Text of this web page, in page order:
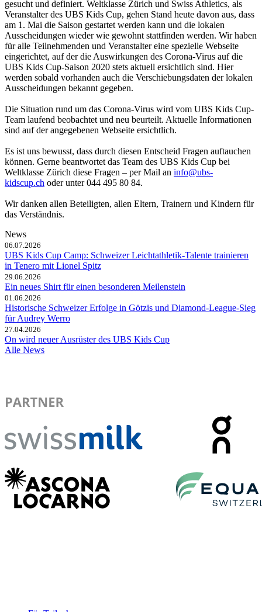
gesucht und definiert. Weltklasse Zürich und Swiss Athletics, als
Veranstalter des UBS Kids Cup, gehen Stand heute davon aus, dass
am 1. Mai die Saison gestartet werden kann und die lokalen
Ausscheidungen wieder wie gewohnt stattfinden werden. Wir haben
für alle Teilnehmenden und Veranstalter eine spezielle Webseite
eingerichtet, auf der die Auswirkungen des Corona-Virus auf die
UBS Kids Cup-Saison 2020 stets aktuell ersichtlich sind. Hier
werden sobald vorhanden auch die Verschiebungsdaten der lokalen
Ausscheidungen bekannt gegeben.
Die Situation rund um das Corona-Virus wird vom UBS Kids Cup-
Team laufend beobachtet und neu beurteilt. Aktuelle Informationen
sind auf der angegebenen Webseite ersichtlich.
Es ist uns bewusst, dass durch diesen Entscheid Fragen auftauchen
können. Gerne beantwortet das Team des UBS Kids Cup bei
Weltklasse Zürich diese Fragen – per Mail an info@ubs-
kidscup.ch oder unter 044 495 80 84.
Wir danken allen Beteiligten, allen Eltern, Trainern und Kindern für
das Verständnis.
News
06.07.2026
UBS Kids Cup Camp: Schweizer Leichtathletik-Talente trainieren
in Tenero mit Lionel Spitz
29.06.2026
Ein neues Shirt für einen besonderen Meilenstein
01.06.2026
Historische Schweizer Erfolge in Götzis und Diamond-League-Sieg
für Audrey Werro
27.04.2026
On wird neuer Ausrüster des UBS Kids Cup
Alle News